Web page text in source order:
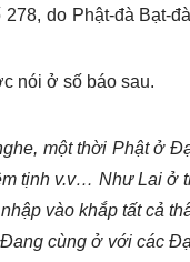
do Phật-đà Bạt-
nói ở số báo sau.
một thời Phật ở
tịnh v.v… Như Lai ở
vào khắp tất cả
Đang cùng ở với các